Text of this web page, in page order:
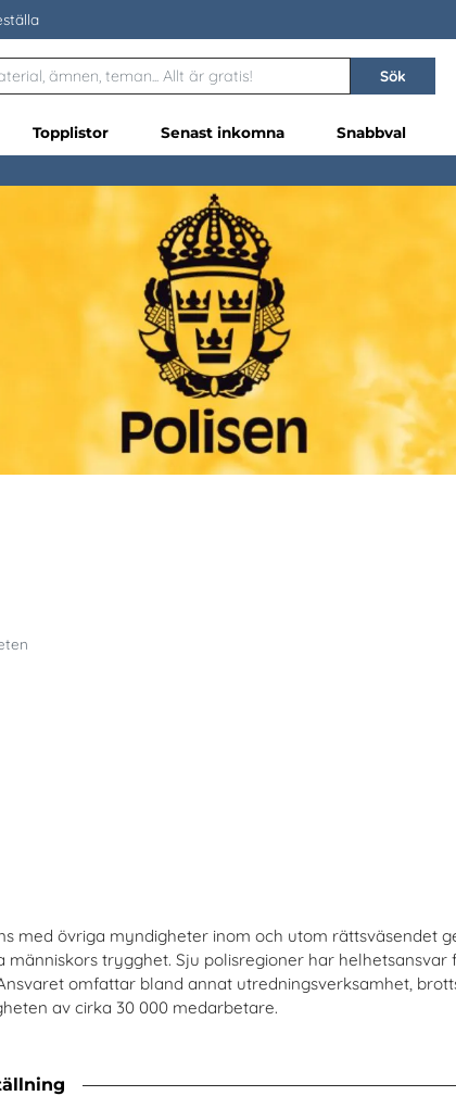
Sök
Topplistor Senast inkomna Snabbval
med övriga myndigheter inom och utom rättsväsendet
trygghet. Sju polisregioner har helhetsansvar
omfattar bland annat utredningsverksamhet,
av cirka 30 000 medarbetare.